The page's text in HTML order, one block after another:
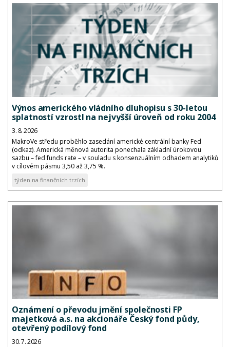
Výnos amerického vládního dluhopisu s 30-letou
splatností vzrostl na nejvyšší úroveň od roku 2004
3. 8. 2026
MakroVe středu proběhlo zasedání americké centrální banky Fed
(odkaz). Americká měnová autorita ponechala základní úrokovou
sazbu – fed funds rate – v souladu s konsenzuálním odhadem analytiků
v cílovém pásmu 3,50 až 3,75 %.
týden na finančních trzích
Oznámení o převodu jmění společnosti FP
majetková a.s. na akcionáře Český fond půdy,
otevřený podílový fond
30. 7. 2026